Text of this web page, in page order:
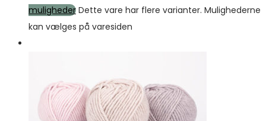
muligheder Dette vare har flere varianter. Mulighederne
kan vælges på varesiden